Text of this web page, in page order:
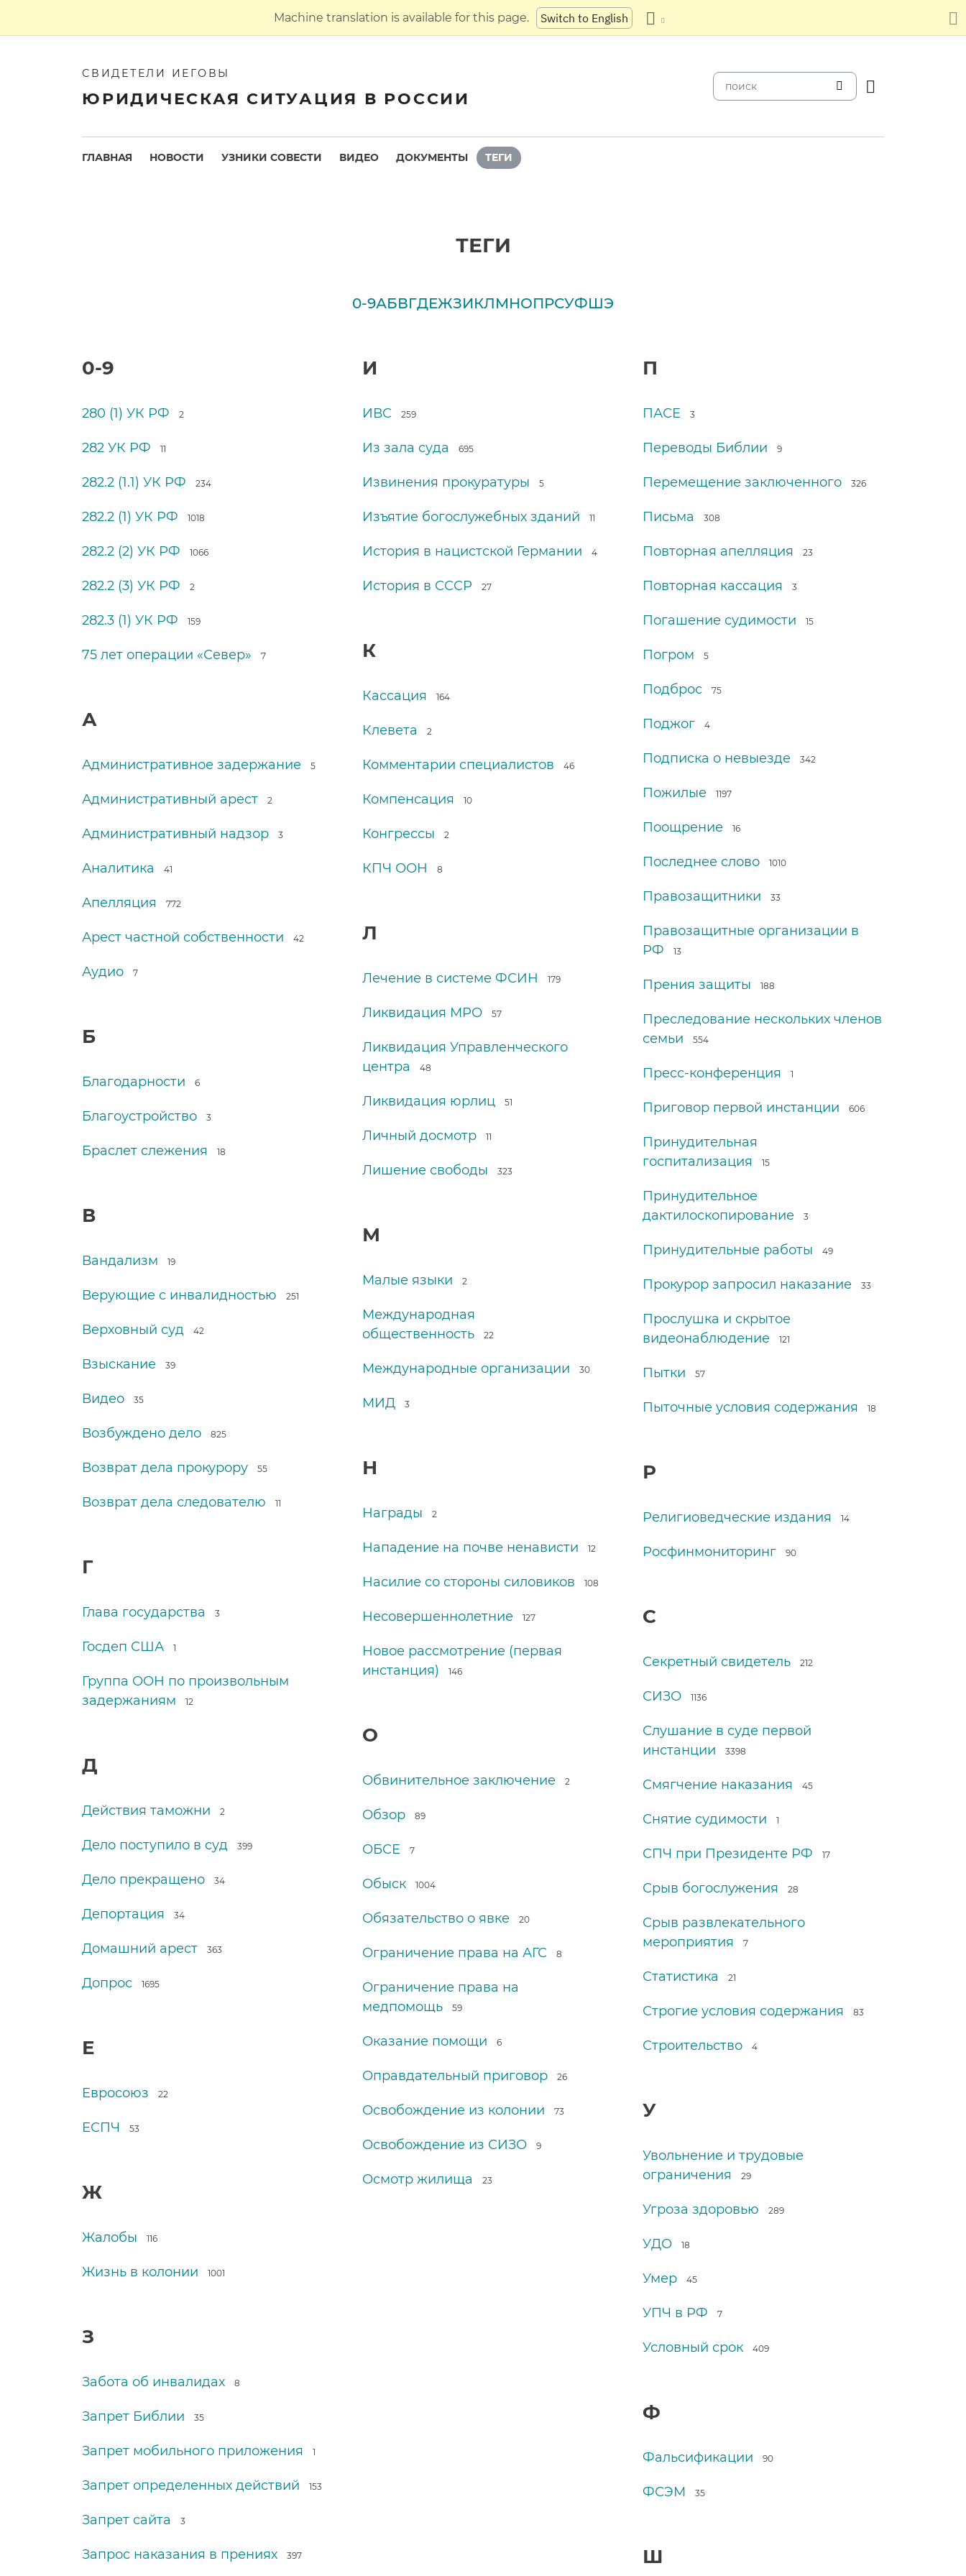
Machine translation is available for this page. Switch to English
СВИДЕТЕЛИ ИЕГОВЫ
ЮРИДИЧЕСКАЯ СИТУАЦИЯ В РОССИИ
ГЛАВНАЯ НОВОСТИ УЗНИКИ СОВЕСТИ ВИДЕО ДОКУМЕНТЫ ТЕГИ
ТЕГИ
0-9АБВГДЕЖЗИКЛМНОПРСУФШЭ
0-9
280 (1) УК РФ 2
282 УК РФ 11
282.2 (1.1) УК РФ 234
282.2 (1) УК РФ 1018
282.2 (2) УК РФ 1066
282.2 (3) УК РФ 2
282.3 (1) УК РФ 159
75 лет операции «Север» 7
А
Административное задержание 5
Административный арест 2
Административный надзор 3
Аналитика 41
Апелляция 772
Арест частной собственности 42
Аудио 7
Б
Благодарности 6
Благоустройство 3
Браслет слежения 18
В
Вандализм 19
Верующие с инвалидностью 251
Верховный суд 42
Взыскание 39
Видео 35
Возбуждено дело 825
Возврат дела прокурору 55
Возврат дела следователю 11
Г
Глава государства 3
Госдеп США 1
Группа ООН по произвольным
задержаниям
12
Д
Действия таможни 2
Дело поступило в суд 399
Дело прекращено 34
Депортация 34
Домашний арест 363
Допрос 1695
Е
Евросоюз 22
ЕСПЧ 53
Ж
Жалобы 116
Жизнь в колонии 1001
З
Забота об инвалидах 8
Запрет Библии 35
Запрет мобильного приложения 1
Запрет определенных действий 153
Запрет сайта 3
Запрос наказания в прениях 397
И
ИВС 259
Из зала суда 695
Извинения прокуратуры 5
Изъятие богослужебных зданий 11
История в нацистской Германии 4
История в СССР 27
К
Кассация 164
Клевета 2
Комментарии специалистов 46
Компенсация 10
Конгрессы 2
КПЧ ООН 8
Л
Лечение в системе ФСИН 179
Ликвидация МРО 57
Ликвидация Управленческого
центра
48
Ликвидация юрлиц 51
Личный досмотр 11
Лишение свободы 323
М
Малые языки 2
Международная
общественность
22
Международные организации 30
МИД 3
Н
Награды 2
Нападение на почве ненависти 12
Насилие со стороны силовиков 108
Несовершеннолетние 127
Новое рассмотрение (первая
инстанция)
146
О
Обвинительное заключение 2
Обзор 89
ОБСЕ 7
Обыск 1004
Обязательство о явке 20
Ограничение права на АГС 8
Ограничение права на
медпомощь
59
Оказание помощи 6
Оправдательный приговор 26
Освобождение из колонии 73
Освобождение из СИЗО 9
Осмотр жилища 23
П
ПАСЕ 3
Переводы Библии 9
Перемещение заключенного 326
Письма 308
Повторная апелляция 23
Повторная кассация 3
Погашение судимости 15
Погром 5
Подброс 75
Поджог 4
Подписка о невыезде 342
Пожилые 1197
Поощрение 16
Последнее слово 1010
Правозащитники 33
Правозащитные организации в
РФ
13
Прения защиты 188
Преследование нескольких членов
семьи
554
Пресс-конференция 1
Приговор первой инстанции 606
Принудительная
госпитализация
15
Принудительное
дактилоскопирование
3
Принудительные работы 49
Прокурор запросил наказание 33
Прослушка и скрытое
видеонаблюдение
121
Пытки 57
Пыточные условия содержания 18
Р
Религиоведческие издания 14
Росфинмониторинг 90
С
Секретный свидетель 212
СИЗО 1136
Слушание в суде первой
инстанции
3398
Смягчение наказания 45
Снятие судимости 1
СПЧ при Президенте РФ 17
Срыв богослужения 28
Срыв развлекательного
мероприятия
7
Статистика 21
Строгие условия содержания 83
Строительство 4
У
Увольнение и трудовые
ограничения
29
Угроза здоровью 289
УДО 18
Умер 45
УПЧ в РФ 7
Условный срок 409
Ф
Фальсификации 90
ФСЭМ 35
Ш